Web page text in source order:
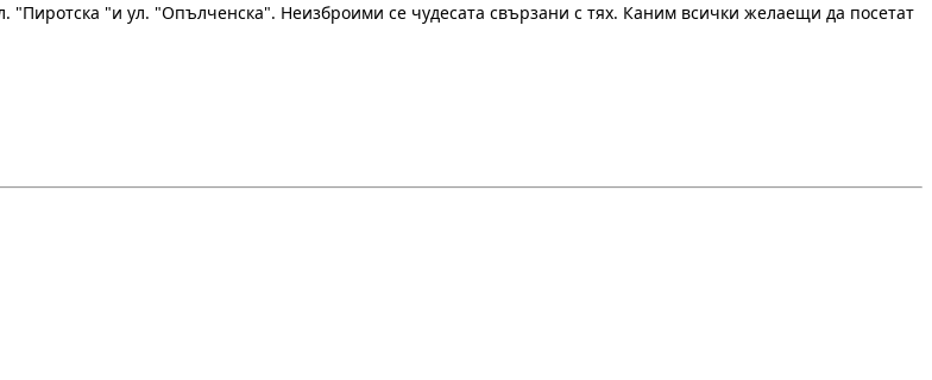
"и ул. "Опълченска". Неизброими се чудесата свързани с тях. Каним всички желаещи да посетат